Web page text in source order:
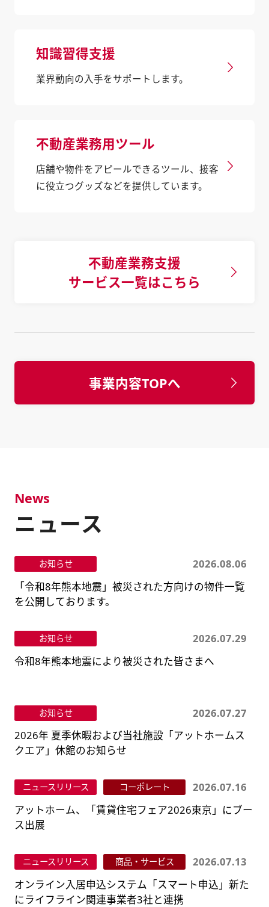
知識習得支援
業界動向の入手をサポートします。
不動産業務用ツール
店舗や物件をアピールできるツール、接客
に役立つグッズなどを提供しています。
不動産業務支援
サービス一覧はこちら
事業内容TOPへ
ニュース
News
お知らせ
2026.08.06
「令和8年熊本地震」被災された方向けの物件一覧
を公開しております。
お知らせ
2026.07.29
令和8年熊本地震により被災された皆さまへ
お知らせ
2026.07.27
2026年 夏季休暇および当社施設「アットホームス
クエア」休館のお知らせ
ニュースリリース コーポレート
2026.07.16
アットホーム、「賃貸住宅フェア2026東京」にブー
ス出展
ニュースリリース 商品・サービス
2026.07.13
オンライン入居申込システム「スマート申込」新た
にライフライン関連事業者3社と連携